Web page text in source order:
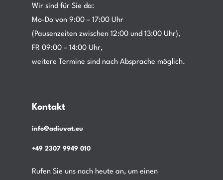
Wir sind für Sie da:
Mo-Do von 9:00 – 17:00 Uhr
(Pausenzeiten zwischen 12:00 und 13:00 Uhr),
FR 09:00 – 14:00 Uhr,
weitere Termine sind nach Absprache möglich.
Kontakt
info@adiuvat.eu
+49 2307 9949 010
Rufen Sie uns noch heute an, um einen